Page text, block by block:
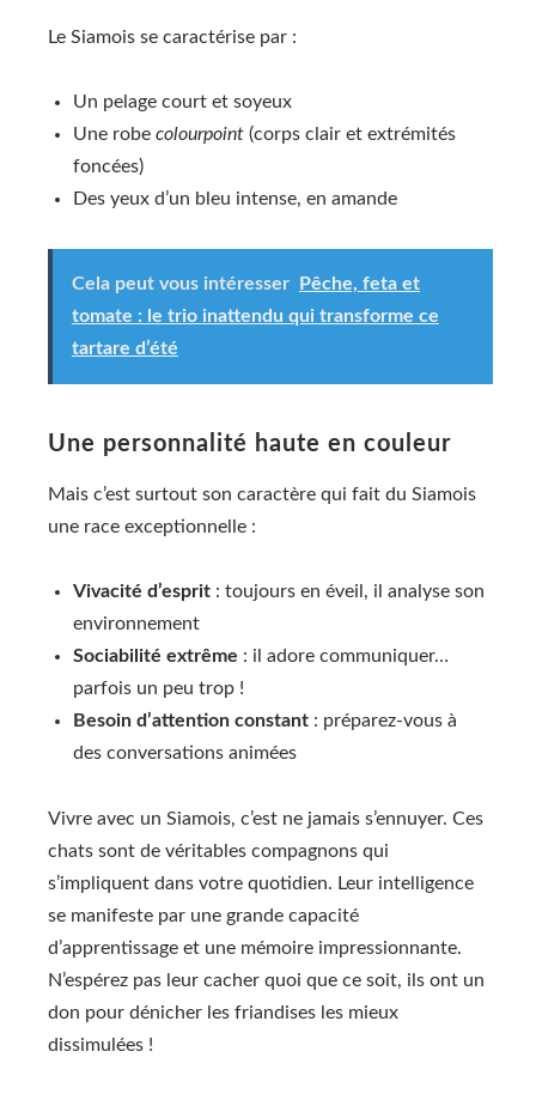
Le Siamois se caractérise par :
Un pelage court et soyeux
Une robe colourpoint (corps clair et extrémités
foncées)
Des yeux d’un bleu intense, en amande
Cela peut vous intéresser
Pêche, feta et
tomate : le trio inattendu qui transforme ce
tartare d’été
Une personnalité haute en couleur
Mais c’est surtout son caractère qui fait du Siamois
une race exceptionnelle :
Vivacité d’esprit : toujours en éveil, il analyse son
environnement
Sociabilité extrême : il adore communiquer…
parfois un peu trop !
Besoin d’attention constant : préparez-vous à
des conversations animées
Vivre avec un Siamois, c’est ne jamais s’ennuyer. Ces
chats sont de véritables compagnons qui
s’impliquent dans votre quotidien. Leur intelligence
se manifeste par une grande capacité
d’apprentissage et une mémoire impressionnante.
N’espérez pas leur cacher quoi que ce soit, ils ont un
don pour dénicher les friandises les mieux
dissimulées !